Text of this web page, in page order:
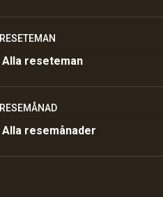
RESETEMAN
RESEMÅNAD